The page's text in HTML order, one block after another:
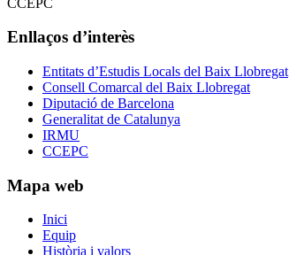
Enllaços d’interès
Entitats d’Estudis Locals del Baix Llobregat
Consell Comarcal del Baix Llobregat
Diputació de Barcelona
Generalitat de Catalunya
IRMU
CCEPC
Mapa web
Inici
Equip
Història i valors